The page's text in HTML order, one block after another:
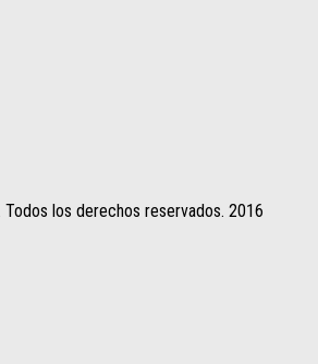
los derechos reservados. 2016